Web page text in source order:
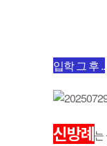
입학 그 후 ..
신방례는